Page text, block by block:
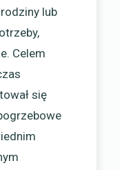
lub
Celem
się